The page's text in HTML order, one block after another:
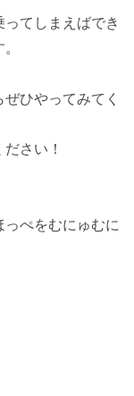
てしまえばでき
ひやってみてく
さい！
ぺをむにゅむに